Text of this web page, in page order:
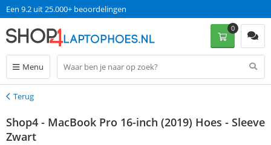
Een 9.2 uit 25.000+ beoordelingen
Menu
0
Terug
Terug
Shop4 - MacBook Pro 16-inch (2019) Hoes - Sleeve
Zwart